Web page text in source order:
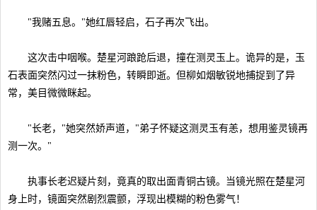
"我赌五息。"她红唇轻启，石子再次飞出。
这次击中咽喉。楚星河踉跄后退，撞在测灵玉上。诡异的是，玉
石表面突然闪过一抹粉色，转瞬即逝。但柳如烟敏锐地捕捉到了异
常，美目微微眯起。
"长老，"她突然娇声道，"弟子怀疑这测灵玉有恙，想用鉴灵镜再
测一次。"
执事长老迟疑片刻，竟真的取出面青铜古镜。当镜光照在楚星河
身上时，镜面突然剧烈震颤，浮现出模糊的粉色雾气！